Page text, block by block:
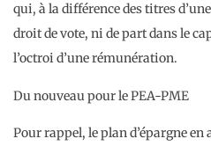
qui, à la différence des titres
droit de vote, ni de part dans le
l’octroi d’une rémunération.
Du nouveau pour le PEA-PME
Pour rappel, le plan d’épargne en